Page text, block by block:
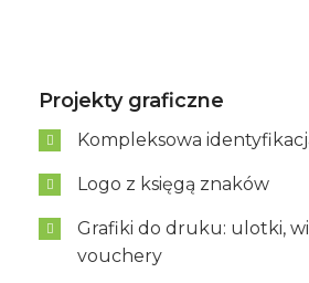
Projekty graficzne
Kompleksowa
Logo z księgą znaków
Grafiki do druku: ulotki,
vouchery